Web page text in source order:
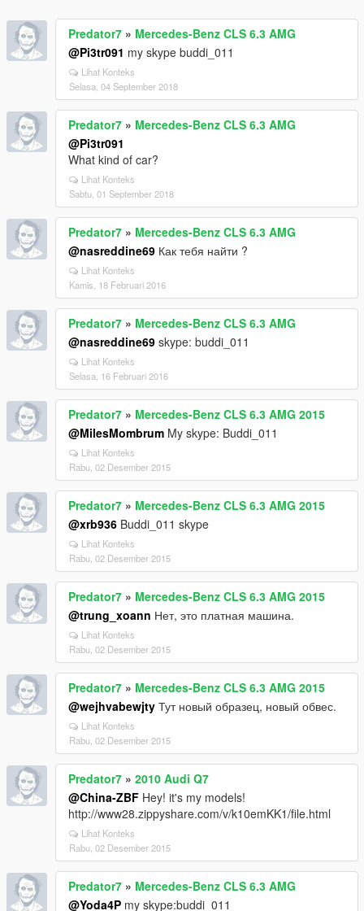
Predator7 » Mercedes-Benz CLS 6.3 AMG
@Pi3tr091 my skype buddi_011
Lihat Konteks
Selasa, 04 September 2018
Predator7 » Mercedes-Benz CLS 6.3 AMG
@Pi3tr091
What kind of car?
Lihat Konteks
Sabtu, 01 September 2018
Predator7 » Mercedes-Benz CLS 6.3 AMG
@nasreddine69 Как тебя найти ?
Lihat Konteks
Kamis, 18 Februari 2016
Predator7 » Mercedes-Benz CLS 6.3 AMG
@nasreddine69 skype: buddi_011
Lihat Konteks
Selasa, 16 Februari 2016
Predator7 » Mercedes-Benz CLS 6.3 AMG 2015
@MilesMombrum My skype: Buddi_011
Lihat Konteks
Rabu, 02 Desember 2015
Predator7 » Mercedes-Benz CLS 6.3 AMG 2015
@xrb936 Buddi_011 skype
Lihat Konteks
Rabu, 02 Desember 2015
Predator7 » Mercedes-Benz CLS 6.3 AMG 2015
@trung_xoann Нет, это платная машина.
Lihat Konteks
Rabu, 02 Desember 2015
Predator7 » Mercedes-Benz CLS 6.3 AMG 2015
@wejhvabewjty Тут новый образец, новый обвес.
Lihat Konteks
Rabu, 02 Desember 2015
Predator7 » 2010 Audi Q7
@China-ZBF Hey! it's my models!
http://www28.zippyshare.com/v/k10emKK1/file.html
Lihat Konteks
Rabu, 02 Desember 2015
Predator7 » Mercedes-Benz CLS 6.3 AMG
@Yoda4P my skype:buddi_011